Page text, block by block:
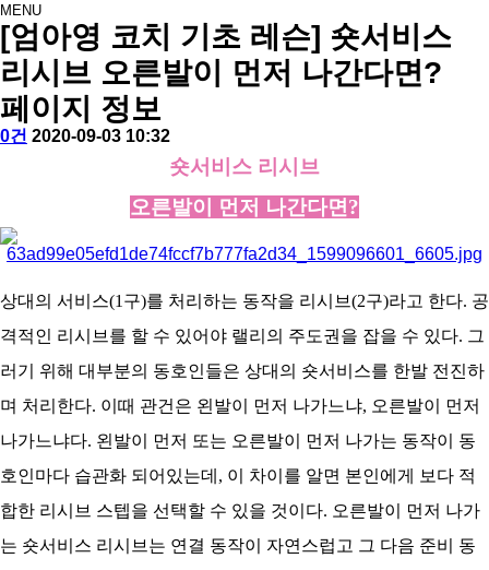
MENU
people
[엄아영 코치 기초 레슨] 숏서비스
리시브 오른발이 먼저 나간다면?
페이지 정보
작
배
리
아
댓
0건 작
2020-09-03 10:32
숏서비스 리시브
오른발이 먼저 나간다면?
상대의 서비스(1구)를 처리하는 동작을 리시브(2구)라고 한다. 공
격적인 리시브를 할 수 있어야 랠리의 주도권을 잡을 수 있다. 그
러기 위해 대부분의 동호인들은 상대의 숏서비스를 한발 전진하
며 처리한다. 이때 관건은 왼발이 먼저 나가느냐, 오른발이 먼저
나가느냐다. 왼발이 먼저 또는 오른발이 먼저 나가는 동작이 동
호인마다 습관화 되어있는데, 이 차이를 알면 본인에게 보다 적
합한 리시브 스텝을 선택할 수 있을 것이다. 오른발이 먼저 나가
는 숏서비스 리시브는 연결 동작이 자연스럽고 그 다음 준비 동